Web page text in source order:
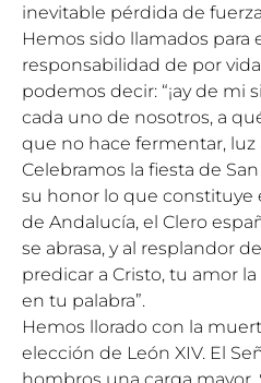
inevitable pérdida de
Hemos sido llamados para
responsabilidad de por
podemos decir: “¡ay de mi
cada uno de nosotros, a
que no hace fermentar, luz
Celebramos la fiesta de
su honor lo que constituye
de Andalucía, el Clero
se abrasa, y al resplandor
predicar a Cristo, tu amor
en tu palabra”.
Hemos llorado con la
elección de León XIV. El